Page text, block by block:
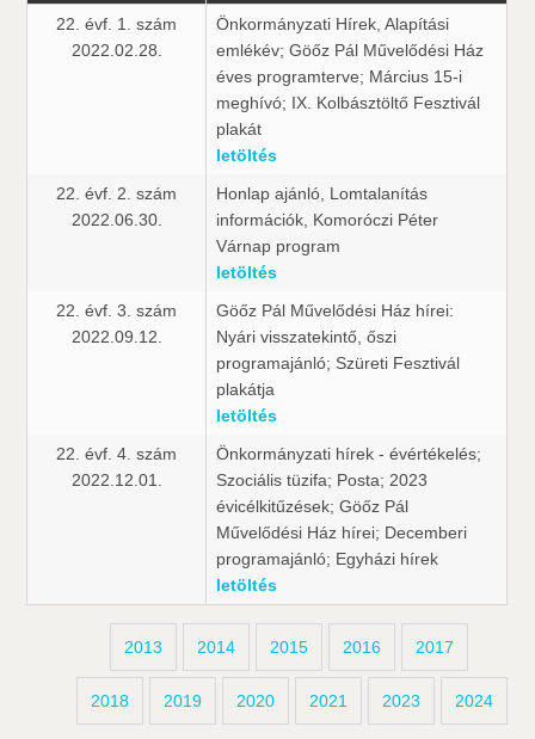
22. évf. 1. szám
2022.02.28.
Önkormányzati Hírek, Alapítási
emlékév; Göőz Pál Művelődési Ház
éves programterve; Március 15-i
meghívó; IX. Kolbásztöltő Fesztivál
plakát
letöltés
22. évf. 2. szám
2022.06.30.
Honlap ajánló, Lomtalanítás
információk, Komoróczi Péter
Várnap program
letöltés
22. évf. 3. szám
2022.09.12.
Göőz Pál Művelődési Ház hírei:
Nyári visszatekintő, őszi
programajánló; Szüreti Fesztivál
plakátja
letöltés
22. évf. 4. szám
2022.12.01.
Önkormányzati hírek - évértékelés;
Szociális tüzifa; Posta; 2023
évicélkitűzések; Göőz Pál
Művelődési Ház hírei; Decemberi
programajánló; Egyházi hírek
letöltés
2013 2014 2015 2016 2017
2018 2019 2020 2021 2023 2024